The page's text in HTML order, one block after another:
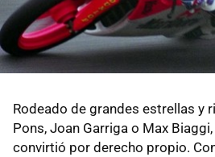
Rodeado de grandes estrellas y
Pons, Joan Garriga o Max
convirtió por derecho propio.